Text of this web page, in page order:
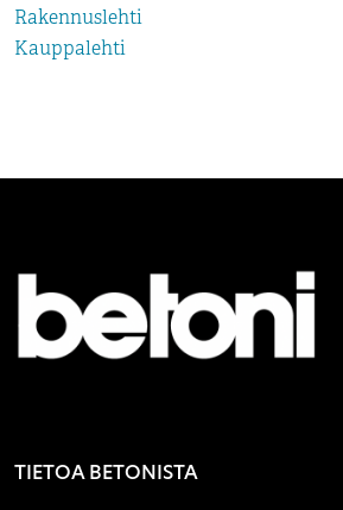
Rakennuslehti
Kauppalehti
TIETOA BETONISTA